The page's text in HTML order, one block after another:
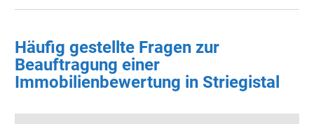
Häufig gestellte Fragen zur
Beauftragung einer
Immobilienbewertung in Striegistal